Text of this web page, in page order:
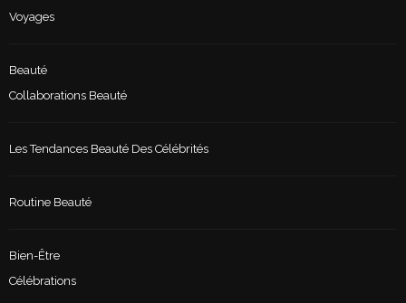
Voyages
Beauté
Collaborations Beauté
Les Tendances Beauté Des Célébrités
Routine Beauté
Bien-Être
Célébrations